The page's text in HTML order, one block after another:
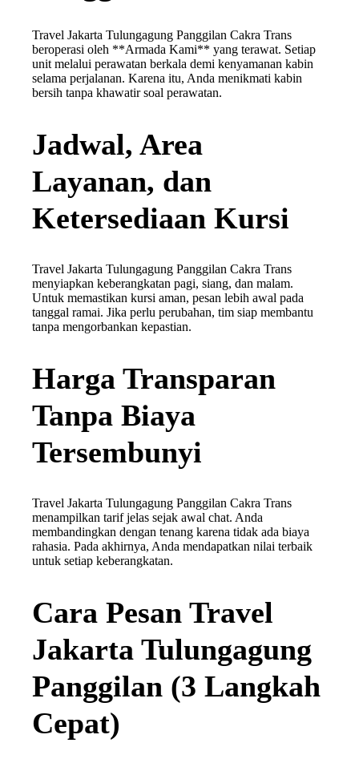
Travel Jakarta Tulungagung Panggilan Cakra Trans
beroperasi oleh **Armada Kami** yang terawat. Setiap
unit melalui perawatan berkala demi kenyamanan kabin
selama perjalanan. Karena itu, Anda menikmati kabin
bersih tanpa khawatir soal perawatan.
Jadwal, Area
Layanan, dan
Ketersediaan Kursi
Travel Jakarta Tulungagung Panggilan Cakra Trans
menyiapkan keberangkatan pagi, siang, dan malam.
Untuk memastikan kursi aman, pesan lebih awal pada
tanggal ramai. Jika perlu perubahan, tim siap membantu
tanpa mengorbankan kepastian.
Harga Transparan
Tanpa Biaya
Tersembunyi
Travel Jakarta Tulungagung Panggilan Cakra Trans
menampilkan tarif jelas sejak awal chat. Anda
membandingkan dengan tenang karena tidak ada biaya
rahasia. Pada akhirnya, Anda mendapatkan nilai terbaik
untuk setiap keberangkatan.
Cara Pesan Travel
Jakarta Tulungagung
Panggilan (3 Langkah
Cepat)